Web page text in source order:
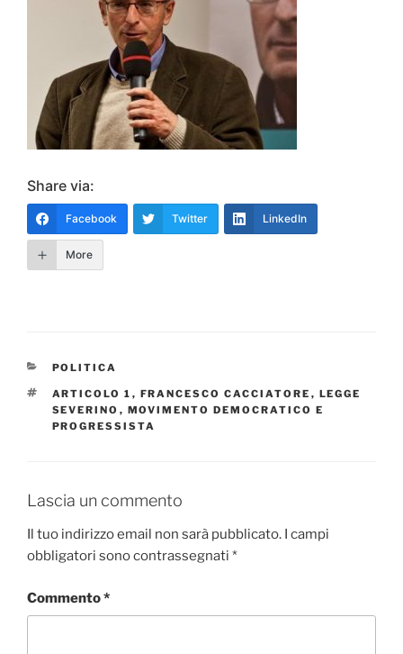
Share via:
Facebook Twitter LinkedIn
More
CATEGORIE
POLITICA
TAG
ARTICOLO 1 , FRANCESCO CACCIATORE , LEGGE
SEVERINO , MOVIMENTO DEMOCRATICO E
PROGRESSISTA
Lascia un commento
Il tuo indirizzo email non sarà pubblicato. I campi
obbligatori sono contrassegnati *
Commento*